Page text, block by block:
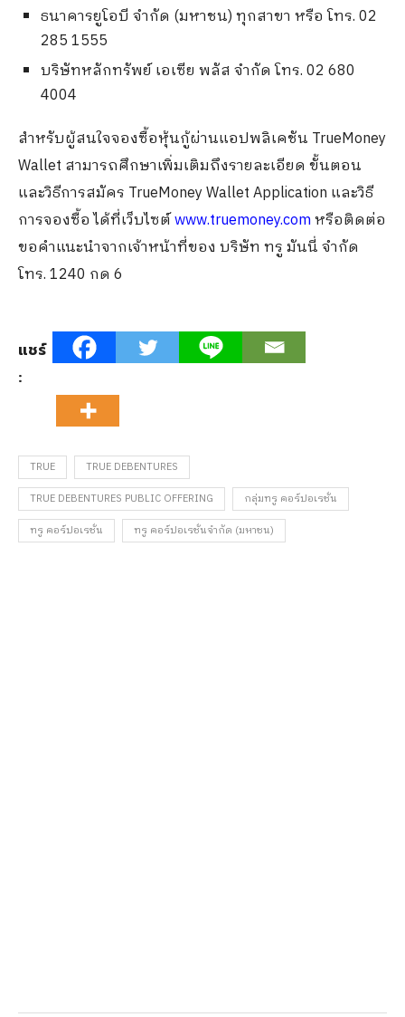
ธนาคารยูโอบี จำกัด (มหาชน) ทุกสาขา หรือ โทร. 02
285 1555
บริษัทหลักทรัพย์ เอเซีย พลัส จำกัด โทร. 02 680
4004
สำหรับผู้สนใจจองซื้อหุ้นกู้ผ่านแอปพลิเคชัน TrueMoney
Wallet สามารถศึกษาเพิ่มเติมถึงรายละเอียด ขั้นตอน
และวิธีการสมัคร TrueMoney Wallet Application และวิธี
การจองซื้อ ได้ที่เว็บไซต์www.truemoney.comหรือติดต่อ
ขอคำแนะนำจากเจ้าหน้าที่ของ บริษัท ทรู มันนี่ จำกัด
โทร. 1240 กด 6
แชร์
:
TRUE
TRUE DEBENTURES
TRUE DEBENTURES PUBLIC OFFERING
กลุ่มทรู คอร์ปอเรชั่น
ทรู คอร์ปอเรชั่น
ทรู คอร์ปอเรชั่นจํากัด (มหาชน)